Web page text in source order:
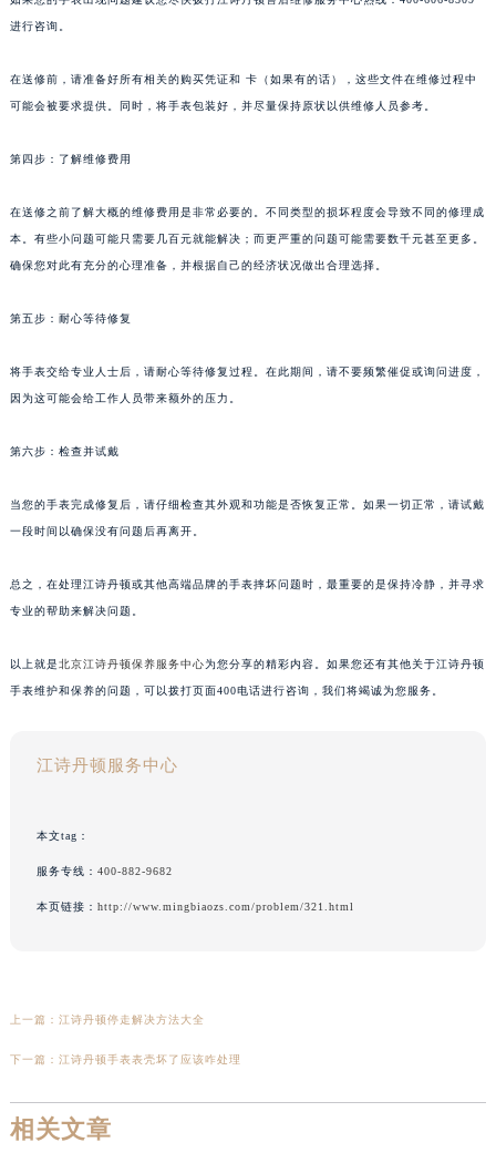
进行咨询。
在送修前，请准备好所有相关的购买凭证和 卡（如果有的话），这些文件在维修过程中
可能会被要求提供。同时，将手表包装好，并尽量保持原状以供维修人员参考。
第四步：了解维修费用
在送修之前了解大概的维修费用是非常必要的。不同类型的损坏程度会导致不同的修理成
本。有些小问题可能只需要几百元就能解决；而更严重的问题可能需要数千元甚至更多。
确保您对此有充分的心理准备，并根据自己的经济状况做出合理选择。
第五步：耐心等待修复
将手表交给专业人士后，请耐心等待修复过程。在此期间，请不要频繁催促或询问进度，
因为这可能会给工作人员带来额外的压力。
第六步：检查并试戴
当您的手表完成修复后，请仔细检查其外观和功能是否恢复正常。如果一切正常，请试戴
一段时间以确保没有问题后再离开。
总之，在处理江诗丹顿或其他高端品牌的手表摔坏问题时，最重要的是保持冷静，并寻求
专业的帮助来解决问题。
以上就是北京江诗丹顿保养服务中心为您分享的精彩内容。如果您还有其他关于江诗丹顿
手表维护和保养的问题，可以拨打页面400电话进行咨询，我们将竭诚为您服务。
江诗丹顿服务中心
本文tag：
服务专线： 400-882-9682
本页链接： http://www.mingbiaozs.com/problem/321.html
上一篇： 江诗丹顿停走解决方法大全
下一篇： 江诗丹顿手表表壳坏了应该咋处理
相关文章